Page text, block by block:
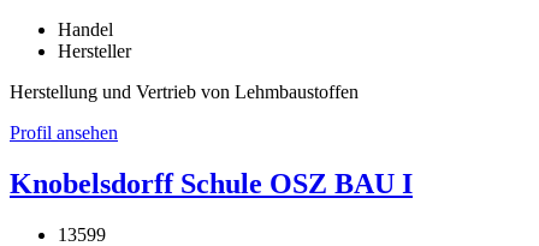
Handel
Hersteller
Herstellung und Vertrieb von Lehmbaustoffen
Profil ansehen
Knobelsdorff Schule OSZ BAU I
13599